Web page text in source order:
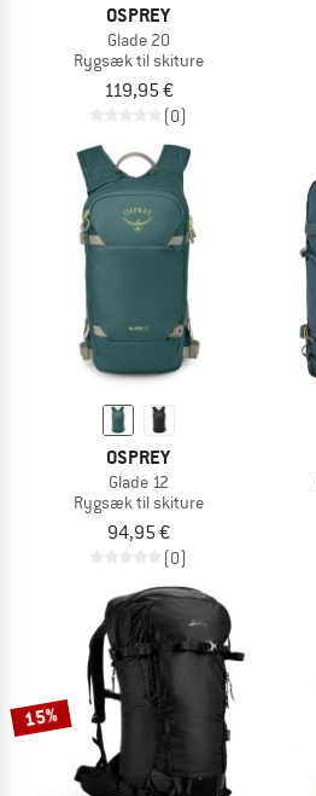
OSPREY
Glade 20
Rygsæk til skiture
119,95 €
(0)
OSPREY
Glade 12
Rygsæk til skiture
94,95 €
(0)
15%